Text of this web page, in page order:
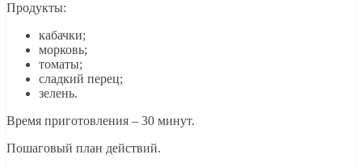
Продукты:
кабачки;
морковь;
томаты;
сладкий перец;
зелень.
Время приготовления – 30 минут.
Пошаговый план действий.